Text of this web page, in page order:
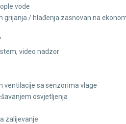
vode
grijanja / hlađenja zasnovan na
video nadzor
ventilacije sa senzorima vlage
osvjetljenja
zalijevanje